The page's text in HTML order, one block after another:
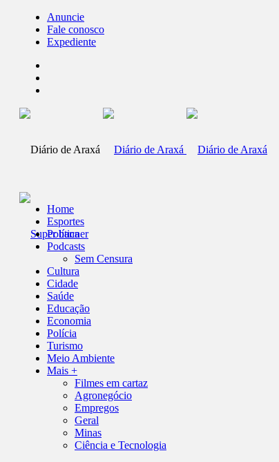
Anuncie
Fale conosco
Expediente
Home
Esportes
Política
Podcasts
Sem Censura
Cultura
Cidade
Saúde
Educação
Economia
Polícia
Turismo
Meio Ambiente
Mais +
Filmes em cartaz
Agronegócio
Empregos
Geral
Minas
Ciência e Tecnologia